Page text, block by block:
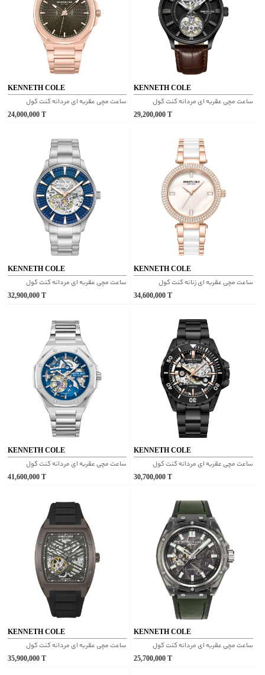
KENNETH COLE
ساعت مچی عقربه ای مردانه کنت کول
24,000,000
KENNETH COLE
ساعت مچی عقربه ای مردانه کنت کول
29,200,000
KENNETH COLE
ساعت مچی عقربه ای مردانه کنت کول
32,900,000
KENNETH COLE
ساعت مچی عقربه ای زنانه کنت کول
34,600,000
KENNETH COLE
ساعت مچی عقربه ای مردانه کنت کول
41,600,000
KENNETH COLE
ساعت مچی عقربه ای مردانه کنت کول
30,700,000
KENNETH COLE
ساعت مچی عقربه ای مردانه کنت کول
35,900,000
KENNETH COLE
ساعت مچی عقربه ای مردانه کنت کول
25,700,000